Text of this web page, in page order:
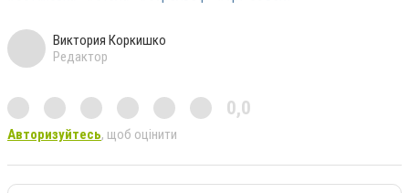
Виктория Коркишко
Редактор
0,0
Авторизуйтесь, щоб оцінити